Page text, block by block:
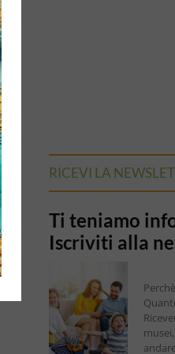
RICEVI LA
Ti teniamo
Iscriviti alla